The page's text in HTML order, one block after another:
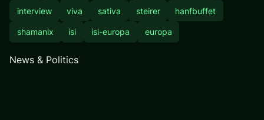
interview viva sativa steirer hanfbuffet
shamanix isi isi-europa europa
News & Politics